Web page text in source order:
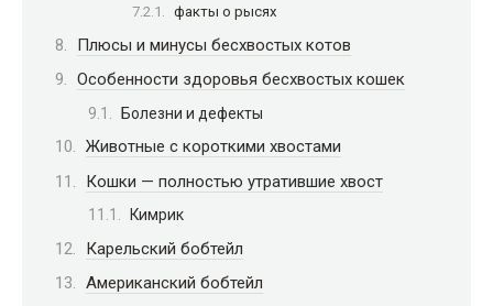
факты о рысях
Плюсы и минусы бесхвостых котов
Особенности здоровья бесхвостых кошек
Болезни и дефекты
Животные с короткими хвостами
Кошки — полностью утратившие хвост
Кимрик
Карельский бобтейл
Американский бобтейл